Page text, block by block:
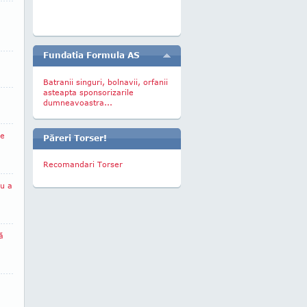
a
Fundatia Formula AS
Batranii singuri, bolnavii, orfanii
asteapta sponsorizarile
dumneavoastra...
Păreri Torser!
Recomandari Torser